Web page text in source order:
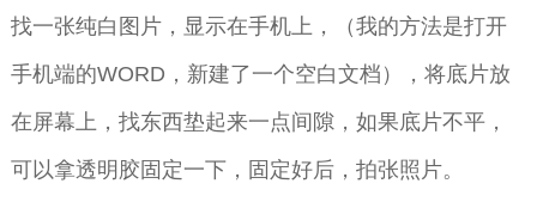
找一张纯白图片，显示在手机上，（我的方法是打开
手机端的WORD，新建了一个空白文档），将底片放
在屏幕上，找东西垫起来一点间隙，如果底片不平，
可以拿透明胶固定一下，固定好后，拍张照片。